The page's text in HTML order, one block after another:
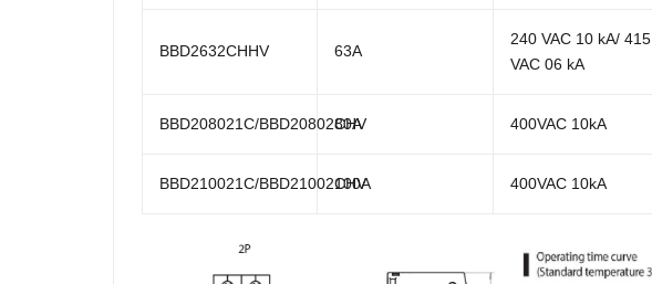
BBD2632CHHV 63A
240 VAC 10 kA/ 415
VAC 06 kA
BBD208021C/BBD20802CHV
80A 400VAC 10kA
BBD210021C/BBD21002CHV
100A 400VAC 10kA